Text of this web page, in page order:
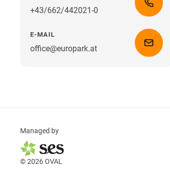
+43/662/442021-0
E-MAIL
office@europark.at
Managed by
© 2026 OVAL